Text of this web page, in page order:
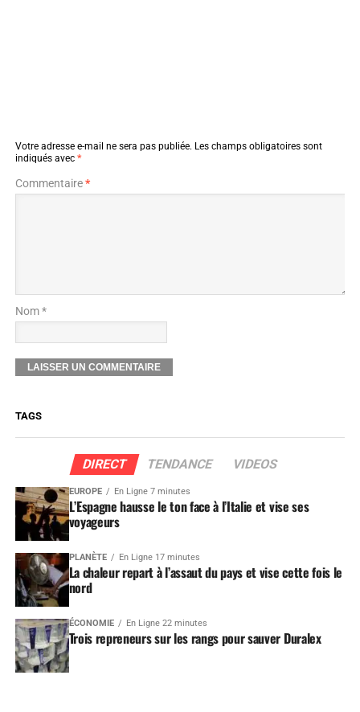
Votre adresse e-mail ne sera pas publiée. Les champs obligatoires sont
indiqués avec *
Commentaire*
Nom *
TAGS
DIRECT TENDANCE VIDEOS
EUROPE En Ligne 7 minutes
L’Espagne hausse le ton face à l’Italie et vise ses
voyageurs
PLANÈTE En Ligne 17 minutes
La chaleur repart à l’assaut du pays et vise cette fois le
nord
ÉCONOMIE En Ligne 22 minutes
Trois repreneurs sur les rangs pour sauver Duralex